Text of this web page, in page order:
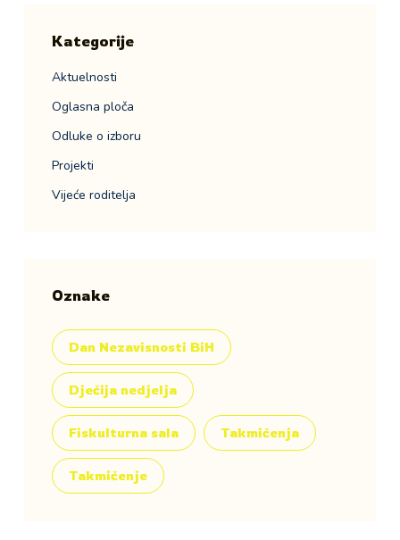
Kategorije
Aktuelnosti
Oglasna ploča
Odluke o izboru
Projekti
Vijeće roditelja
Oznake
Dan Nezavisnosti BiH
Dječija nedjelja
Fiskulturna sala Takmičenja
Takmičenje